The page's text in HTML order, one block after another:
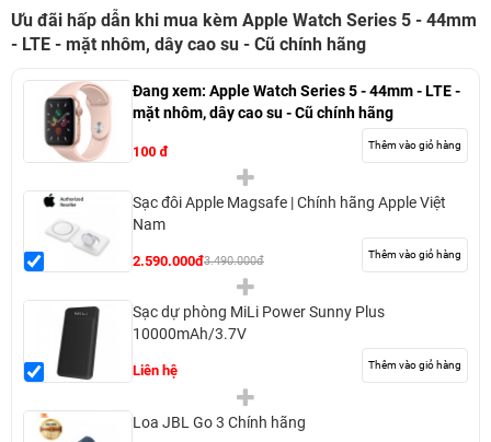
Ưu đãi hấp dẫn khi mua kèm Apple Watch Series 5 - 44mm
- LTE - mặt nhôm, dây cao su - Cũ chính hãng
Đang xem: Apple Watch Series 5 - 44mm - LTE -
mặt nhôm, dây cao su - Cũ chính hãng
100 đ Thêm vào giỏ hàng
Sạc đôi Apple Magsafe | Chính hãng Apple Việt
Nam
2.590.000đ3.490.000đ Thêm vào giỏ hàng
Sạc dự phòng MiLi Power Sunny Plus
10000mAh/3.7V
Liên hệ Thêm vào giỏ hàng
Loa JBL Go 3 Chính hãng